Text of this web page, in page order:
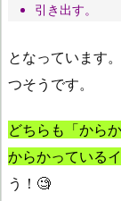
引き出す。
となっています
つそうです。
どちらも「から
からかっている
う！🧐